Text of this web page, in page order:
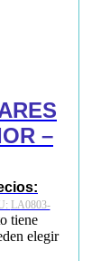
–
LA0803-
tiene
elegir